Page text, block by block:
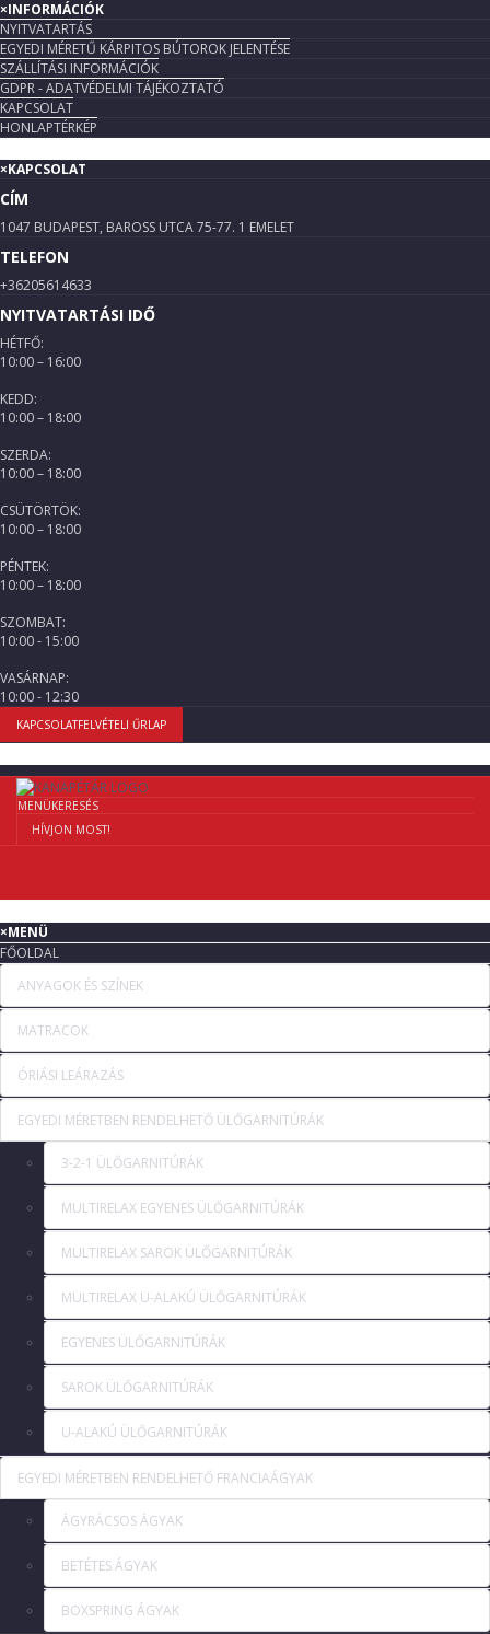
×INFORMÁCIÓK
NYITVATARTÁS
EGYEDI MÉRETŰ KÁRPITOS BÚTOROK JELENTÉSE
SZÁLLÍTÁSI INFORMÁCIÓK
GDPR - ADATVÉDELMI TÁJÉKOZTATÓ
KAPCSOLAT
HONLAPTÉRKÉP
×KAPCSOLAT
CÍM
1047 BUDAPEST, BAROSS UTCA 75-77. 1 EMELET
TELEFON
+36205614633
NYITVATARTÁSI IDŐ
HÉTFŐ:
10:00 – 16:00
KEDD:
10:00 – 18:00
SZERDA:
10:00 – 18:00
CSÜTÖRTÖK:
10:00 – 18:00
PÉNTEK:
10:00 – 18:00
SZOMBAT:
10:00 - 15:00
VASÁRNAP:
10:00 - 12:30
KAPCSOLATFELVÉTELI ŰRLAP
MENÜKERESÉS
HÍVJON MOST!
×MENÜ
FŐOLDAL
ANYAGOK ÉS SZÍNEK
MATRACOK
ÓRIÁSI LEÁRAZÁS
EGYEDI MÉRETBEN RENDELHETŐ ÜLŐGARNITÚRÁK
3-2-1 ÜLŐGARNITÚRÁK
MULTIRELAX EGYENES ÜLŐGARNITÚRÁK
MULTIRELAX SAROK ÜLŐGARNITÚRÁK
MULTIRELAX U-ALAKÚ ÜLŐGARNITÚRÁK
EGYENES ÜLŐGARNITÚRÁK
SAROK ÜLŐGARNITÚRÁK
U-ALAKÚ ÜLŐGARNITÚRÁK
EGYEDI MÉRETBEN RENDELHETŐ FRANCIAÁGYAK
ÁGYRÁCSOS ÁGYAK
BETÉTES ÁGYAK
BOXSPRING ÁGYAK